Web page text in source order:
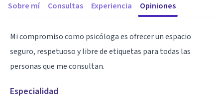
Sobre mí Consultas Experiencia Opiniones
Mi compromiso como psicóloga es ofrecer un espacio
seguro, respetuoso y libre de etiquetas para todas las
personas que me consultan.
Especialidad